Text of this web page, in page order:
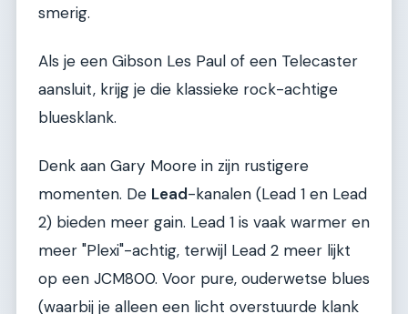
smerig.
Als je een Gibson Les Paul of een Telecaster
aansluit, krijg je die klassieke rock-achtige
bluesklank.
Denk aan Gary Moore in zijn rustigere
momenten. De Lead-kanalen (Lead 1 en Lead
2) bieden meer gain. Lead 1 is vaak warmer en
meer "Plexi"-achtig, terwijl Lead 2 meer lijkt
op een JCM800. Voor pure, ouderwetse blues
(waarbij je alleen een licht overstuurde klank